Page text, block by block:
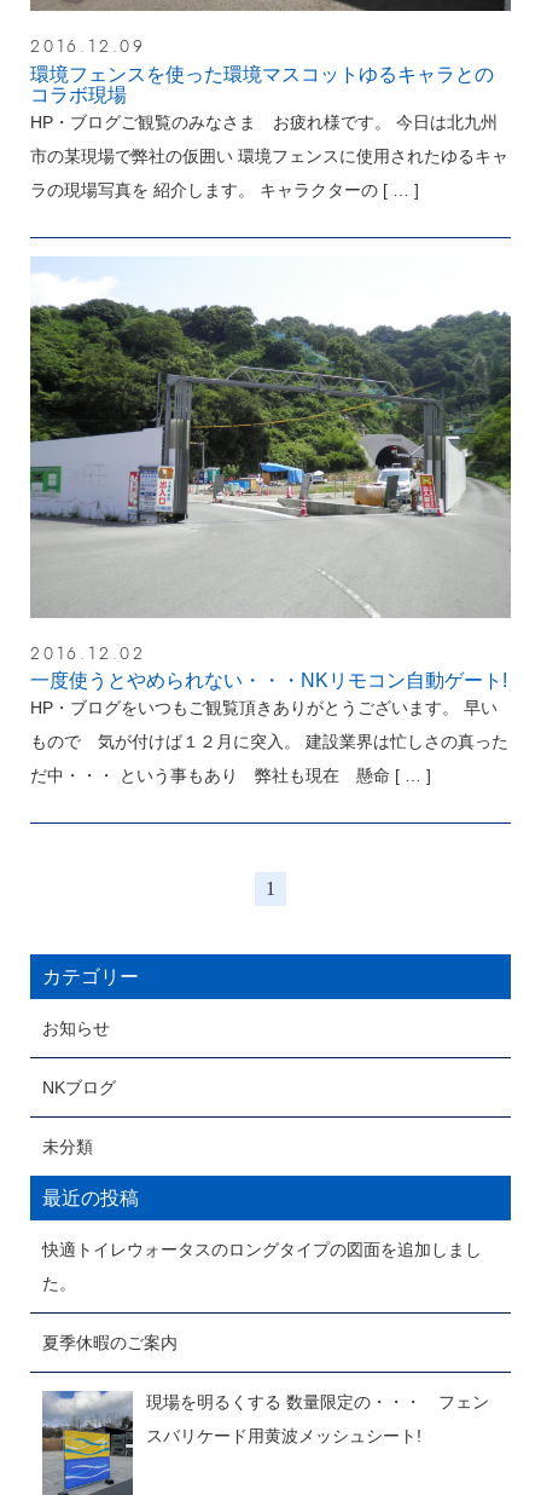
2016.12.09
環境フェンスを使った環境マスコットゆるキャラとの
コラボ現場
HP・ブログご観覧のみなさま お疲れ様です。 今日は北九州
市の某現場で弊社の仮囲い 環境フェンスに使用されたゆるキャ
ラの現場写真を 紹介します。 キャラクターの [ … ]
2016.12.02
一度使うとやめられない・・・NKリモコン自動ゲート!
HP・ブログをいつもご観覧頂きありがとうございます。 早い
もので 気が付けば１２月に突入。 建設業界は忙しさの真った
だ中・・・ という事もあり 弊社も現在 懸命 [ … ]
1
カテゴリー
お知らせ
NKブログ
未分類
最近の投稿
快適トイレウォータスのロングタイプの図面を追加しまし
た。
夏季休暇のご案内
現場を明るくする 数量限定の・・・ フェン
スバリケード用黄波メッシュシート!